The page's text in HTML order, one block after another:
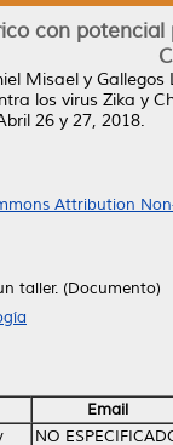
con
Misael y Gallegos
los virus Zika y
26 y 27, 2018.
Attribution
taller. (Documento)
Email
NO